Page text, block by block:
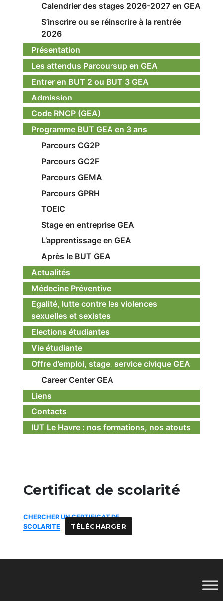
Calendrier des stages 2026-2027 en GEA
S’inscrire ou se réinscrire à la rentrée
2026
Présentation
Les attendus Parcoursup en GEA
Entrer en BUT 2 ou BUT 3 GEA
Admission
Code RNCP (GEA)
Programme BUT GEA en 3 ans
Parcours CG2P
Parcours GC2F
Parcours GEMA
Parcours GPRH
TOEIC
Stage en entreprise GEA
L’apprentissage en GEA
Après le BUT GEA
Actualités
Médecine Préventive
Egalité, lutte contre les violences
sexuelles et sexistes
Elections étudiantes
Vie étudiante
Offre d’emploi, stage, service civique GEA
Career Center GEA
Liens
Contacts
IUT Le Havre : nos formations, nos atouts
Certificat de scolarité
CHERCHER UN CERTIFICAT DE
SCOLARITE
TÉLÉCHARGER